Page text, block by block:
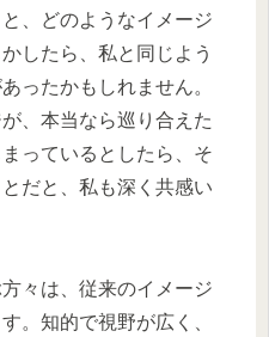
、どのようなイメージ
したら、私と同じよう
ったかもしれません。
、本当なら巡り合えた
っているとしたら、そ
だと、私も深く共感い
々は、従来のイメージ
。知的で視野が広く、